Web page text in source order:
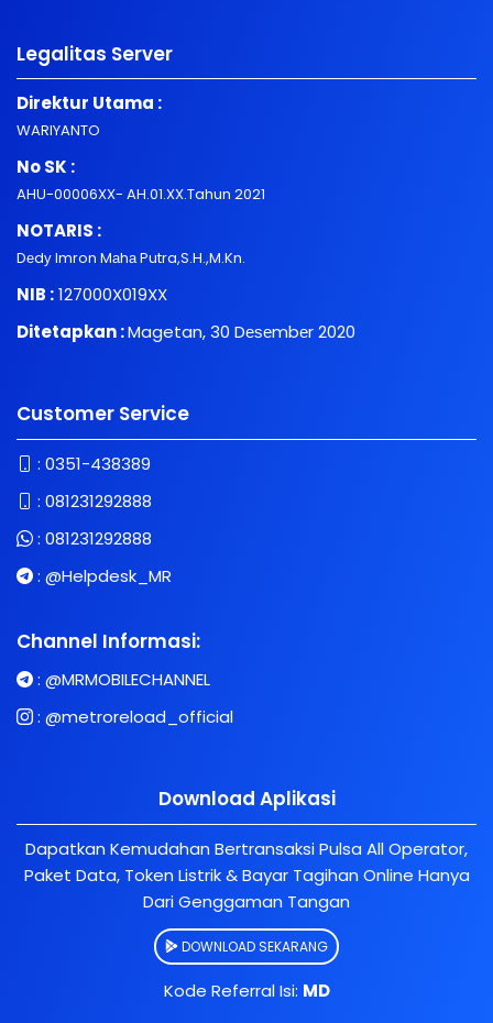
Legalitas Server
Direktur Utama :
WARIYANTO
No SK :
AHU-00006XX- AH.01.XX.Tahun 2021
NOTARIS :
Dеdу Imron Mаhа Putra,S.H.,M.Kn.
NIB :127000X019XX
Ditetapkan :Magetan, 30 Dеѕеmbеr 2020
Customer Service
: 0351-438389
: 081231292888
: 081231292888
: @Helpdesk_MR
Channel Informasi:
: @MRMOBILECHANNEL
: @metroreload_official
Download Aplikasi
Dapatkan Kemudahan Bertransaksi Pulsa All Operator,
Paket Data, Token Listrik & Bayar Tagihan Online Hanya
Dari Genggaman Tangan
DOWNLOAD SEKARANG
Kode Referral Isi: MD